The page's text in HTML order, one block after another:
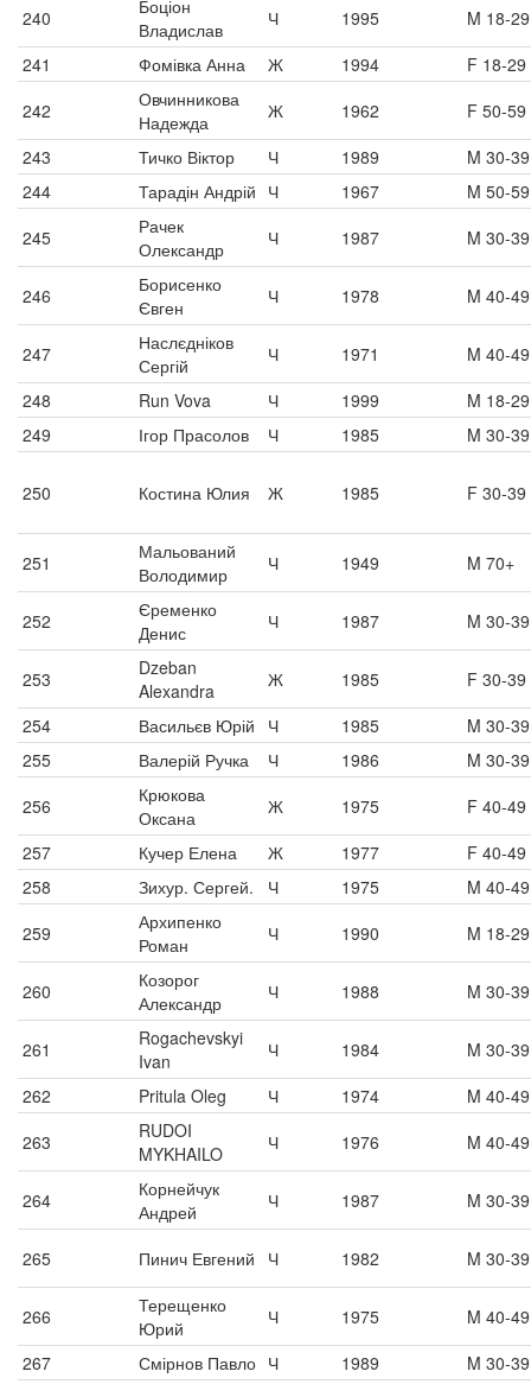
240
Боціон
Владислав
Ч 1995
M 18-29
241
Фомівка Анна Ж 1994
F 18-29
242
Овчинникова
Надежда
Ж 1962
F 50-59
243
Тичко Віктор Ч 1989
M 30-39
244
Тарадін Андрій Ч 1967
M 50-59
245
Рачек
Олександр
Ч 1987 M 30-39
246
Борисенко
Євген
Ч 1978 M 40-49
247
Наслєдніков
Сергій
Ч 1971
M 40-49
248
Run Vova Ч 1999
M 18-29
249
Ігор Прасолов Ч 1985 M 30-39
250 Костина Юлия Ж 1985 F 30-39
251
Мальований
Володимир
Ч 1949 M 70+
252
Єременко
Денис
Ч 1987 M 30-39
253
Dzeban
Alexandra
Ж 1985
F 30-39
254
Васильєв Юрій Ч 1985
M 30-39
255
Валерій Ручка Ч 1986
M 30-39
256
Крюкова
Оксана
Ж 1975
F 40-49
257
Кучер Елена Ж 1977
F 40-49
258
Зихур. Сергей. Ч 1975
M 40-49
259
Архипенко
Роман
Ч 1990 M 18-29
260
Козорог
Александр
Ч 1988 M 30-39
261
Rogachevskyi
Ivan
Ч 1984
M 30-39
262
Pritula Oleg Ч 1974
M 40-49
263
RUDOI
MYKHAILO
Ч 1976 M 40-49
264
Корнейчук
Андрей
Ч 1987 M 30-39
265 Пинич Евгений Ч 1982 M 30-39
266
Терещенко
Юрий
Ч 1975
M 40-49
267
Смірнов Павло Ч 1989
M 30-39